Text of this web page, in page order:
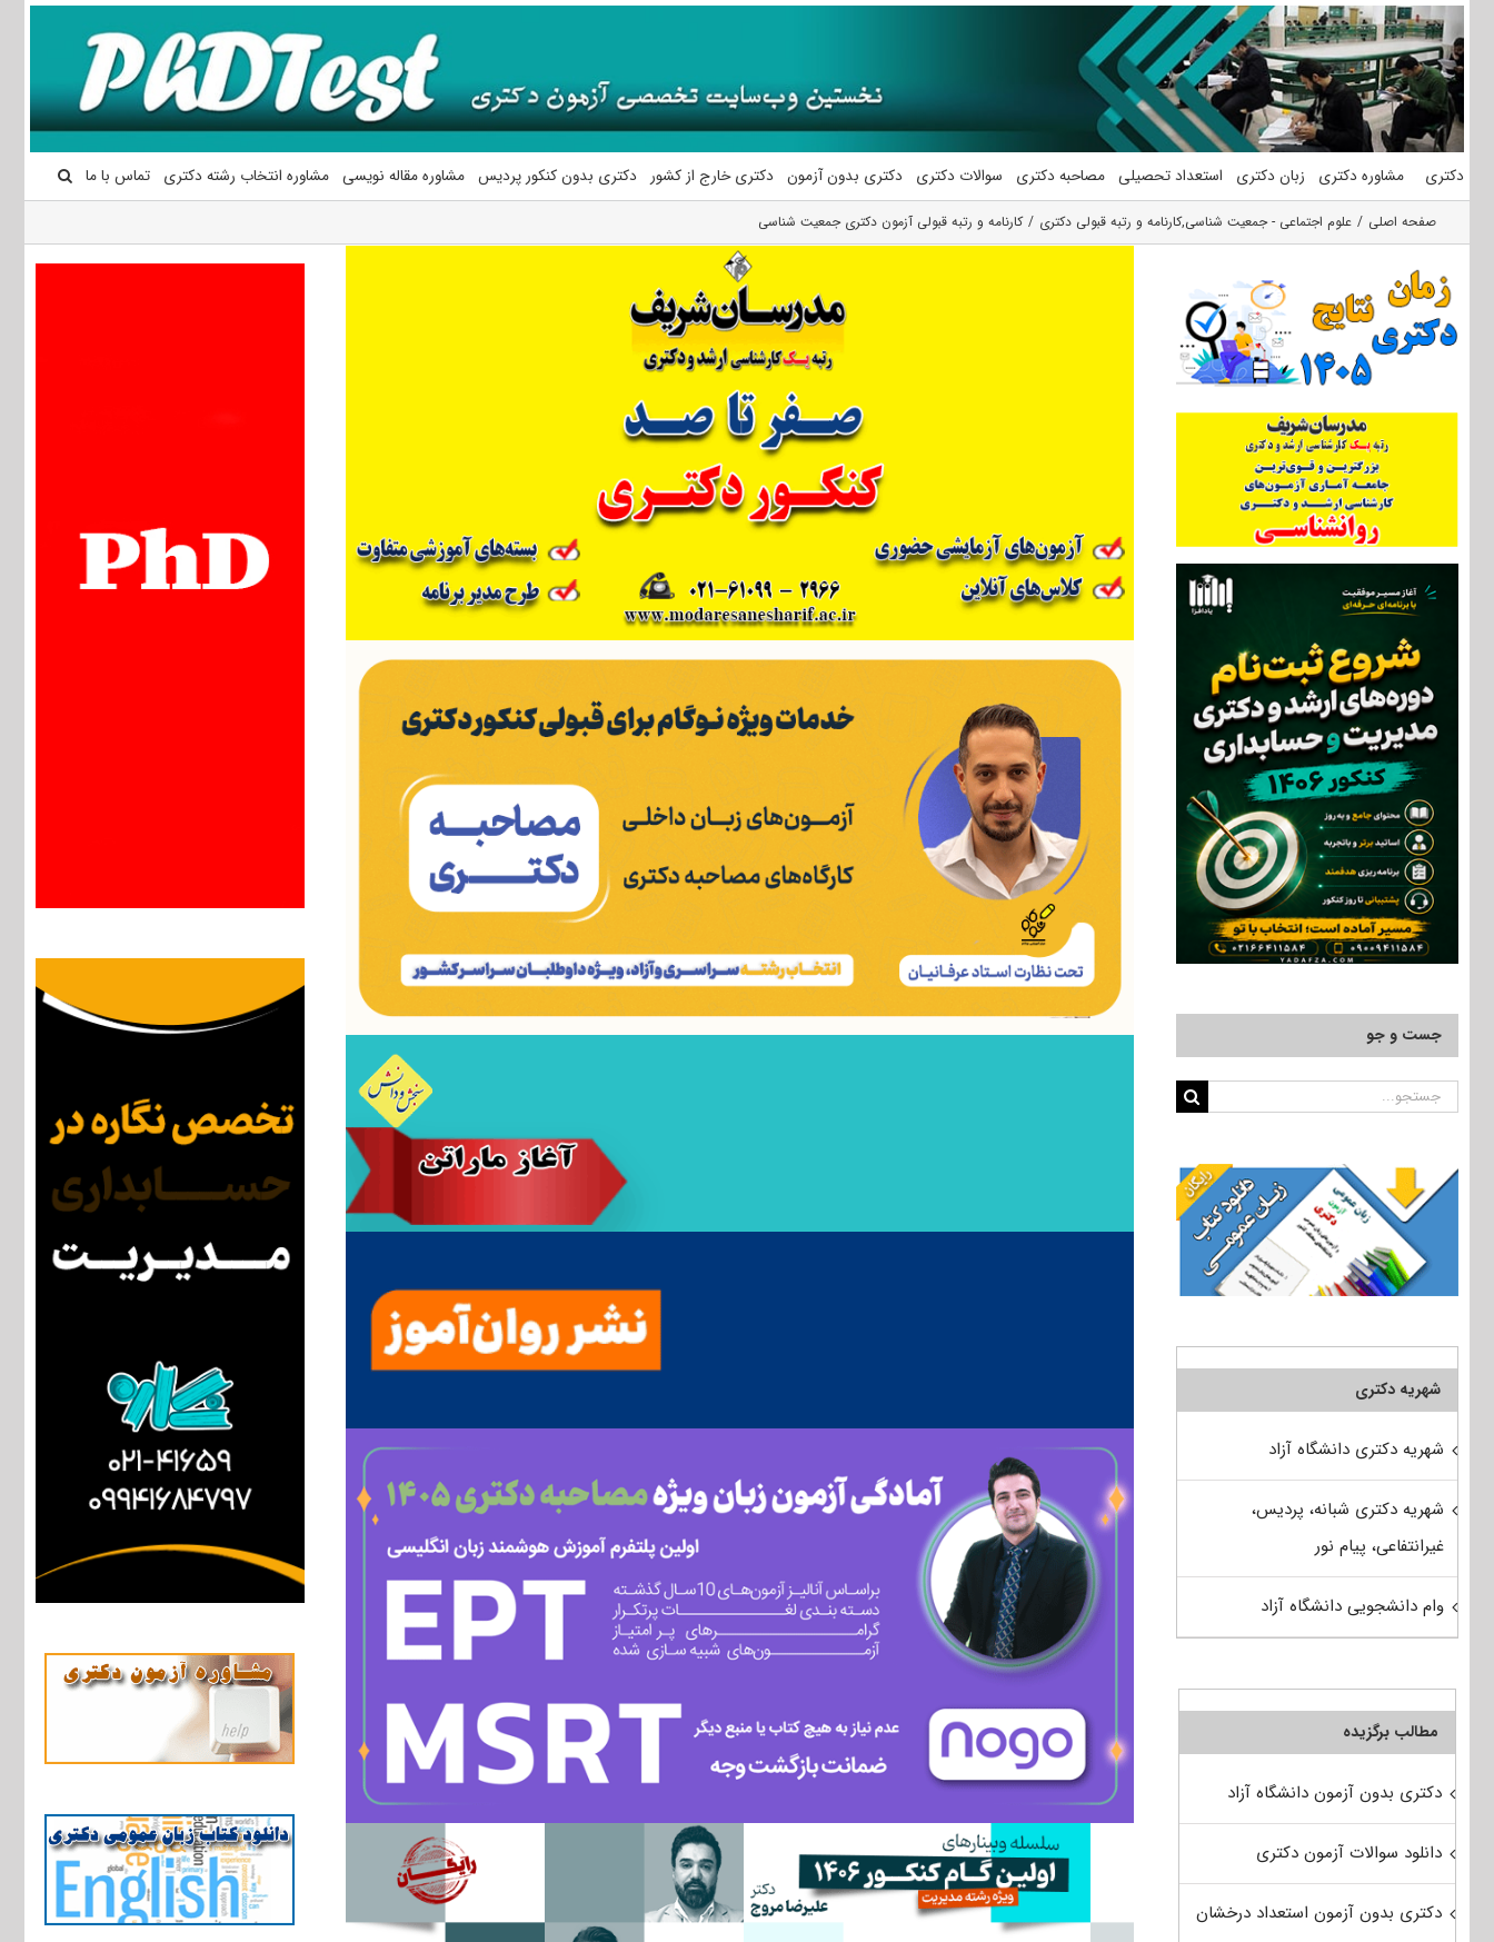
محتوا
دکتری مشاوره دکتری زبان دکتری استعداد تحصیلی مصاحبه دکتری سوالات دکتری دکتری بدون آزمون دکتری خارج از کشور دکتری بدون کنکور پردیس مشاوره مقاله نویسی مشاوره انتخاب رشته دکتری تماس با ما
صفحه اصلی علوم اجتماعی - جمعیت شناسی,کارنامه و رتبه قبولی دکتری کارنامه و رتبه قبولی آزمون دکتری جمعیت شناسی
جست و جو
جستجو
شهریه دکتری
شهریه دکتری دانشگاه آزاد
شهریه دکتری شبانه، پردیس،
غیرانتفاعی، پیام نور
وام دانشجویی دانشگاه آزاد
مطالب برگزیده
دکتری بدون آزمون دانشگاه آزاد
دانلود سوالات آزمون دکتری
دکتری بدون آزمون استعداد درخشان